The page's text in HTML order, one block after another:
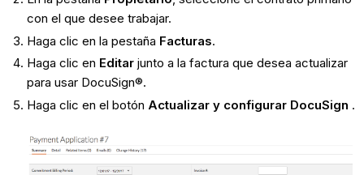
con el que desee trabajar.
Haga clic en la pestaña Facturas.
Haga clic en Editarjunto a la factura que desea actualizar
para usar DocuSign®.
Haga clic en el botón Actualizar y configurar DocuSign .